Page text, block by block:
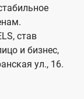
став
и бизнес,
ул., 16.